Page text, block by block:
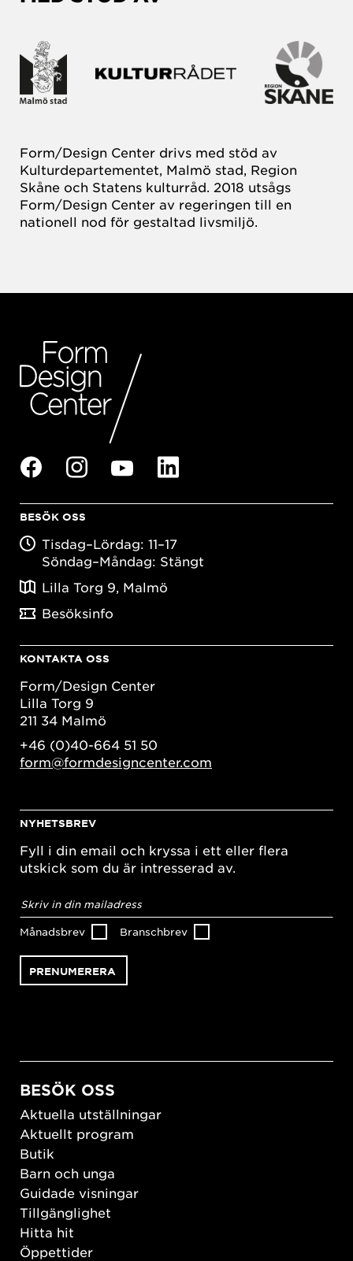
Form/Design Center drivs med stöd av
Kulturdepartementet, Malmö stad, Region
Skåne och Statens kulturråd. 2018 utsågs
Form/Design Center av regeringen till en
nationell nod för gestaltad livsmiljö.
BESÖK OSS
Tisdag–Lördag: 11–17
Söndag–Måndag: Stängt
Lilla Torg 9, Malmö
Besöksinfo
KONTAKTA OSS
Form/Design Center
Lilla Torg 9
211 34 Malmö
+46 (0)40-664 51 50
form@formdesigncenter.com
NYHETSBREV
Fyll i din email och kryssa i ett eller flera
utskick som du är intresserad av.
postadress*
Månadsbrev Branschbrev
BESÖK OSS
Aktuella utställningar
Aktuellt program
Butik
Barn och unga
Guidade visningar
Tillgänglighet
Hitta hit
Öppettider